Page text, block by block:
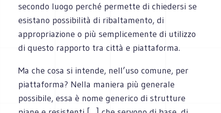
secondo luogo perché permette di chiedersi se
esistano possibilità di ribaltamento, di
appropriazione o più semplicemente di utilizzo
di questo rapporto tra città e piattaforma.
Ma che cosa si intende, nell’uso comune, per
piattaforma? Nella maniera più generale
possibile, essa è nome generico di strutture